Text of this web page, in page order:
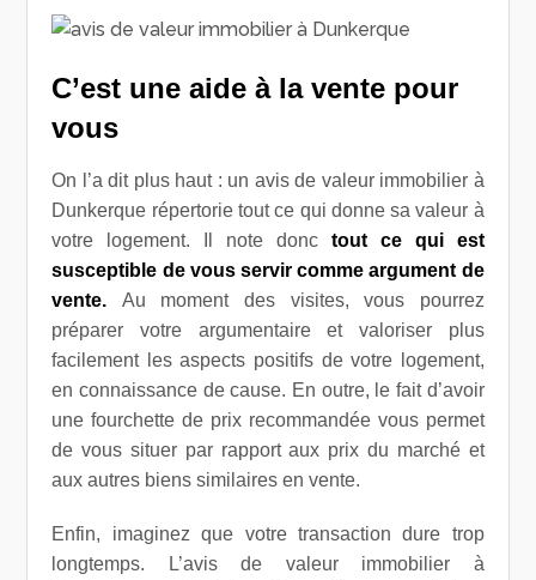
C’est une aide à la vente pour
vous
On l’a dit plus haut : un avis de valeur immobilier à
Dunkerque répertorie tout ce qui donne sa valeur à
votre logement. Il note donc tout ce qui est
susceptible de vous servir comme argument de
vente. Au moment des visites, vous pourrez
préparer votre argumentaire et valoriser plus
facilement les aspects positifs de votre logement,
en connaissance de cause. En outre, le fait d’avoir
une fourchette de prix recommandée vous permet
de vous situer par rapport aux prix du marché et
aux autres biens similaires en vente.
Enfin, imaginez que votre transaction dure trop
longtemps. L’avis de valeur immobilier à